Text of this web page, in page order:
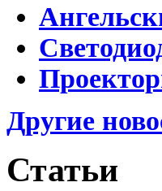
Другие
Статьи